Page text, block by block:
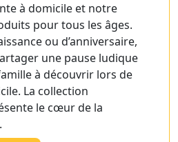
à domicile et notre
pour tous les âges.
ou d’anniversaire,
une pause ludique
à découvrir lors de
La collection
le cœur de la